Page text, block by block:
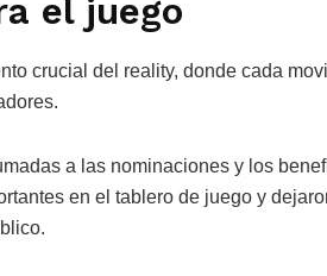
el juego
crucial del reality, donde cada
a las nominaciones y los
en el tablero de juego y